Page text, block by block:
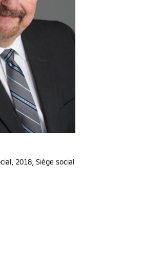
, 2018, Siège social